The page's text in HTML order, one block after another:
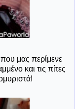
μας περίμενε
και τις πίτες